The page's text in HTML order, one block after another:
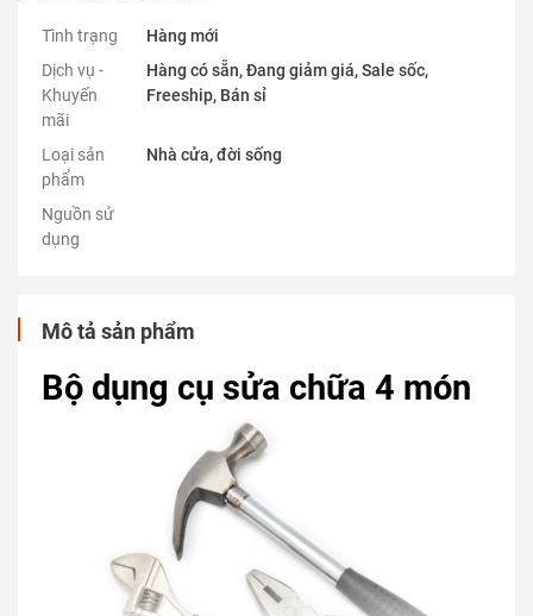
Tình trạng
Hàng mới
Dịch vụ -
Khuyến
mãi
Hàng có sẵn, Đang giảm giá, Sale sốc,
Freeship, Bán sỉ
Loại sản
phẩm
Nhà cửa, đời sống
Nguồn sử
dụng
Mô tả sản phẩm
Bộ dụng cụ sửa chữa 4 món